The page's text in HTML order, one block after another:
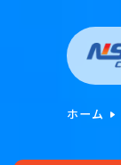
ホーム